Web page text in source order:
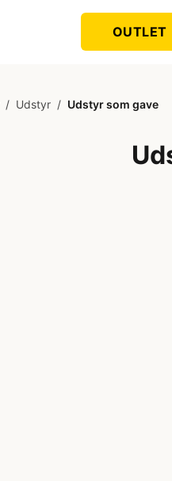
OUTLET
/ Udstyr / Udstyr som gave